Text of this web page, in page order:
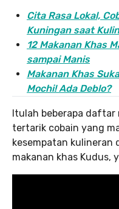
Cita Rasa Lokal,
Kuningan saat
12 Makanan Khas
sampai Manis
Makanan Khas
Mochi! Ada Deblo?
Itulah beberapa daftar
tertarik cobain yang
kesempatan kulineran
makanan khas Kudus,